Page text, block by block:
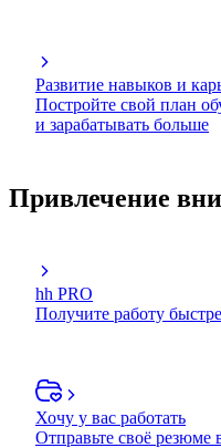
Развитие навыков и
Постройте свой план
и зарабатывать больше
Привлечение
hh PRO
Получите работу
Хочу у вас работать
Отправьте своё